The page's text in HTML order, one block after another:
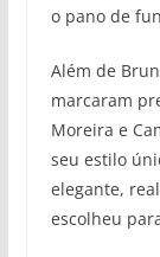
o pano de
Além de
marcaram
Moreira e
seu estilo
elegante,
escolheu